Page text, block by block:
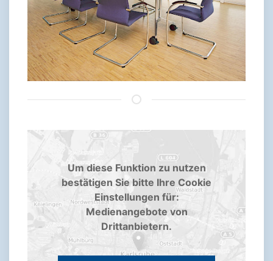
Um diese Funktion zu nutzen
bestätigen Sie bitte Ihre Cookie
Einstellungen für:
Medienangebote von
Drittanbietern.